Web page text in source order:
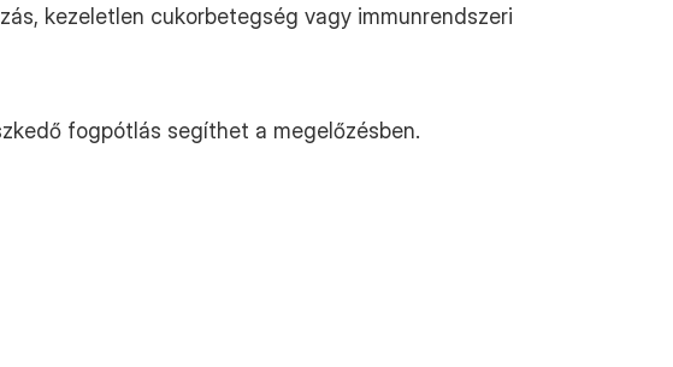
kezeletlen cukorbetegség vagy immunrendszeri
fogpótlás segíthet a megelőzésben.